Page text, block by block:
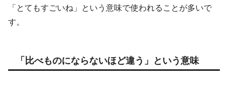
「とてもすごいね」という意味で使われることが多いで
す。
「比べものにならないほど違う」という意味